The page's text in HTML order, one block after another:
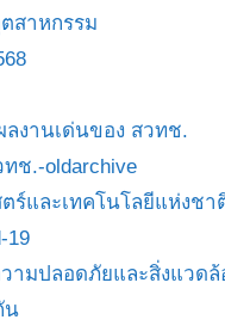
สาหกรรม
ลงานเด่นของ สวทช.
ช.-oldarchive
ร์และเทคโนโลยีแห่งชา
19
ามปลอดภัยและสิ่งแวดล้
น